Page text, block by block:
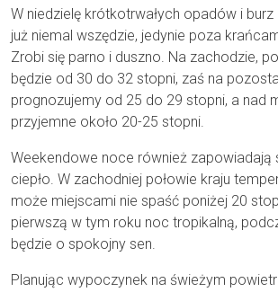
W niedzielę krótkotrwałych opadów i
już niemal wszędzie, jedynie poza
Zrobi się parno i duszno. Na zachodzie,
będzie od 30 do 32 stopni, zaś na
prognozujemy od 25 do 29 stopni, a nad
przyjemne około 20-25 stopni.
Weekendowe noce również zapowiadają
ciepło. W zachodniej połowie kraju
może miejscami nie spaść poniżej 20
pierwszą w tym roku noc tropikalną,
będzie o spokojny sen.
Planując wypoczynek na świeżym